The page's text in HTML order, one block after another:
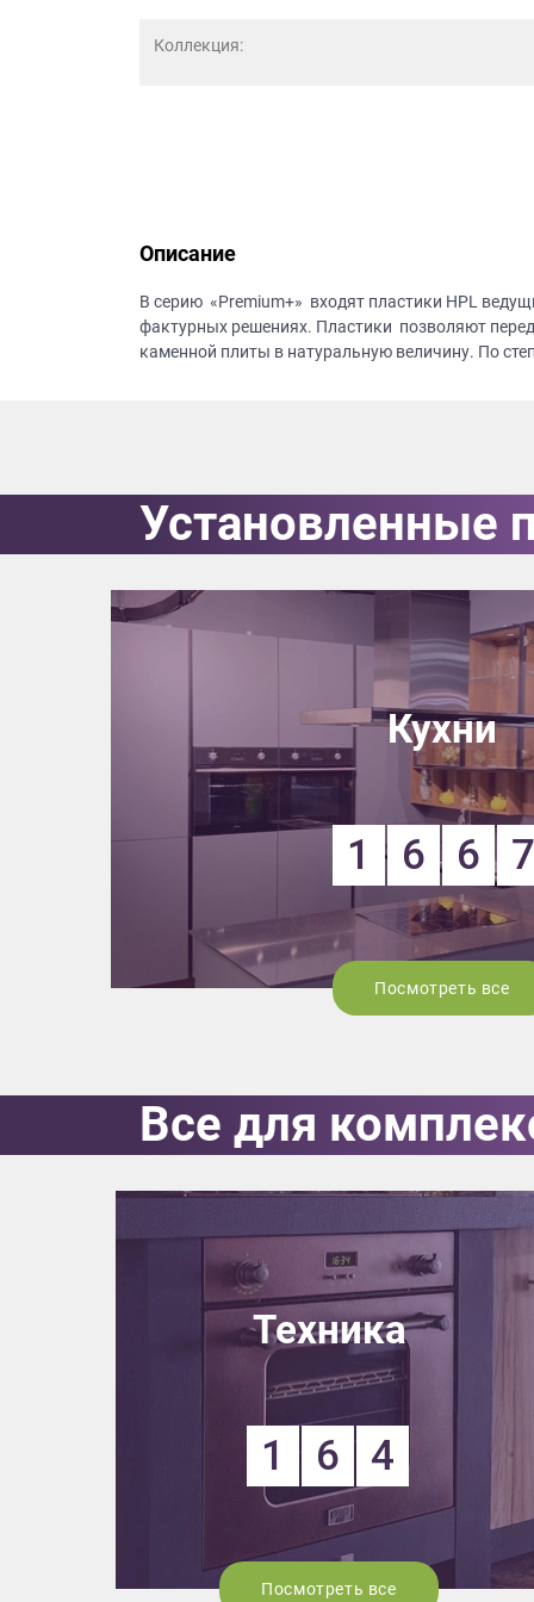
Коллекция:
Описание
В серию «Premium+» входят пластики HPL
фактурных решениях. Пластики позволяют
каменной плиты в натуральную величину. По
Установленные
Кухни
1 6 6 7
Посмотреть все
Все для
Техника
1 6 4
Посмотреть все
с